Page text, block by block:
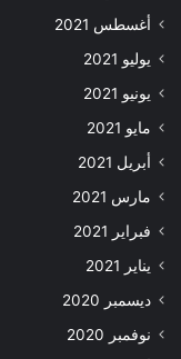
أغسطس 2021
يوليو 2021
يونيو 2021
مايو 2021
أبريل 2021
مارس 2021
فبراير 2021
يناير 2021
ديسمبر 2020
نوفمبر 2020